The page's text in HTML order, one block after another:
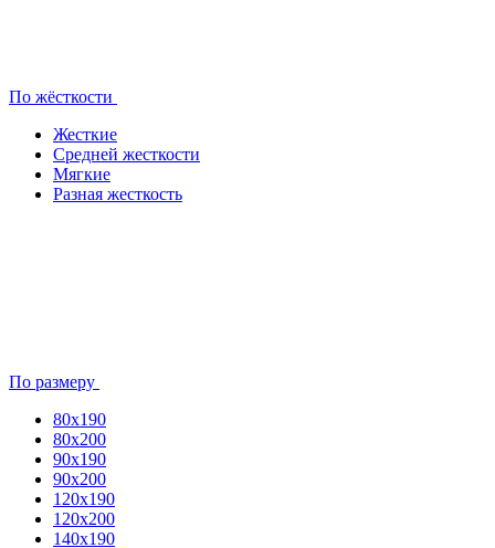
По жёсткости
Жесткие
Средней жесткости
Мягкие
Разная жесткость
По размеру
80x190
80х200
90х190
90х200
120х190
120х200
140х190